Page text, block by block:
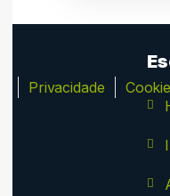
Privacidade